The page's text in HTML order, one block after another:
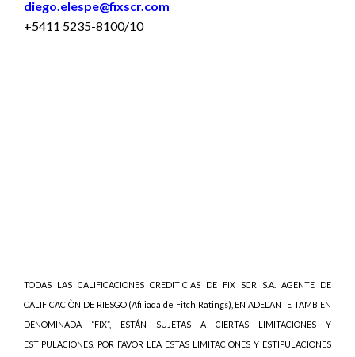
diego.elespe@fixscr.com
+5411 5235-8100/10
TODAS LAS CALIFICACIONES CREDITICIAS DE FIX SCR S.A. AGENTE DE
CALIFICACIÒN DE RIESGO (Afiliada de Fitch Ratings), EN ADELANTE TAMBIEN
DENOMINADA “FIX”, ESTÁN SUJETAS A CIERTAS LIMITACIONES Y
ESTIPULACIONES. POR FAVOR LEA ESTAS LIMITACIONES Y ESTIPULACIONES